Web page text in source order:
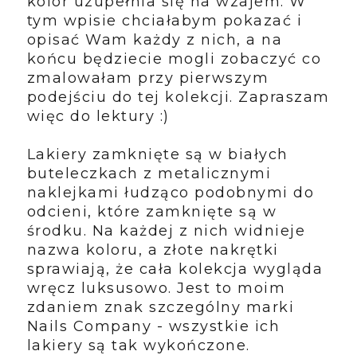
tym wpisie chciałabym pokazać i
opisać Wam każdy z nich, a na
końcu będziecie mogli zobaczyć co
zmalowałam przy pierwszym
podejściu do tej kolekcji. Zapraszam
więc do lektury :)
Lakiery zamknięte są w białych
buteleczkach z metalicznymi
naklejkami łudząco podobnymi do
odcieni, które zamknięte są w
środku. Na każdej z nich widnieje
nazwa koloru, a złote nakrętki
sprawiają, że cała kolekcja wygląda
wręcz luksusowo. Jest to moim
zdaniem znak szczególny marki
Nails Company - wszystkie ich
lakiery są tak wykończone.